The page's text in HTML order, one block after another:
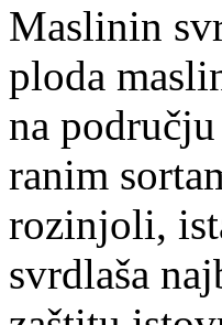
Maslinin
ploda
na
ranim
rozinjoli,
svrdlaša